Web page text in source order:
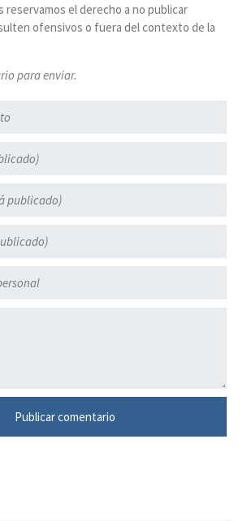
reservamos el derecho a no publicar
ofensivos o fuera del contexto de la
para enviar.